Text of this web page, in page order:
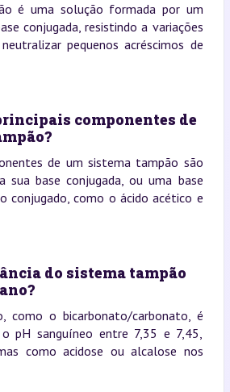
é uma solução formada por um
conjugada, resistindo a variações
pequenos acréscimos de
componentes de
de um sistema tampão são
sua base conjugada, ou uma base
conjugado, como o ácido acético e
do sistema tampão
como o bicarbonato/carbonato, é
pH sanguíneo entre 7,35 e 7,45,
como acidose ou alcalose nos